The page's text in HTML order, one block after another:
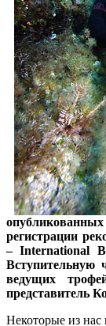
регистрации
– International
Вступительную
ведущих
представитель
Некоторые из нас